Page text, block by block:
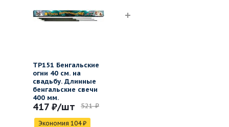
ТР151 Бенгальские
огни 40 см. на
свадьбу. Длинные
бенгальские свечи
400 мм.
417 ₽/шт 521 ₽
Экономия 104₽